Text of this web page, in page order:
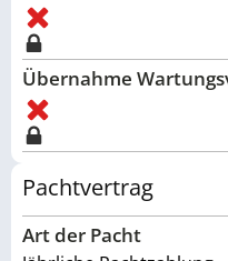
Übernahme
Pachtvertrag
Art der Pacht